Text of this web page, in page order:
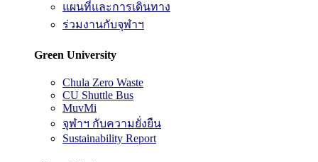
แผนที่และการเดินทาง
ร่วมงานกับจุฬาฯ
Green University
Chula Zero Waste
CU Shuttle Bus
MuvMi
จุฬาฯ กับความยั่งยืน
Sustainability Report